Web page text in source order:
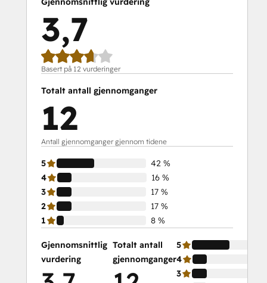
3,7
Basert på 12 vurderinger
Totalt antall gjennomganger
12
Antall gjennomganger gjennom tidene
5
42 %
4
16 %
3
17 %
2
17 %
1
8 %
Gjennomsnittlig
vurdering
Totalt antall
gjennomganger
5
4
3